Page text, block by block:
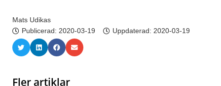
Mats Udikas
Publicerad: 2020-03-19 Uppdaterad: 2020-03-19
Fler artiklar